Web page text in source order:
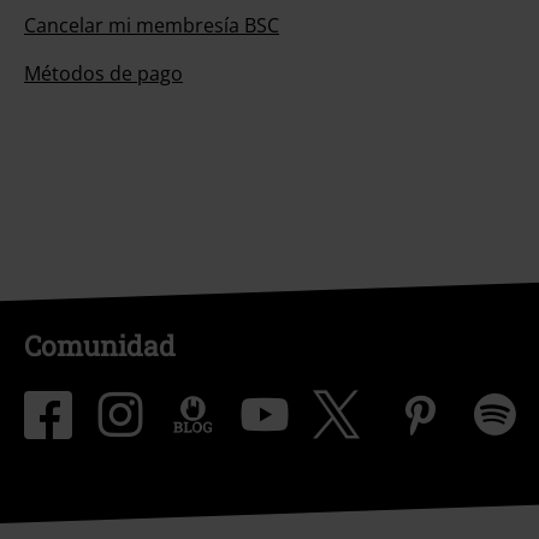
Cancelar mi membresía BSC
Métodos de pago
Comunidad